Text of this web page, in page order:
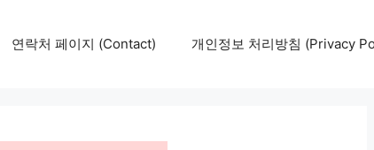
연락처 페이지 (Contact) 개인정보 처리방침 (Privacy